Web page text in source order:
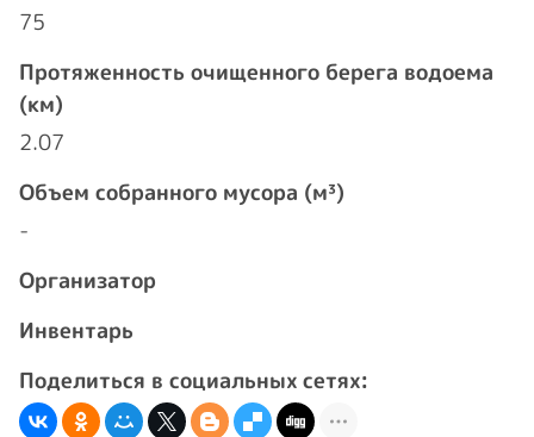
75
Протяженность очищенного берега водоема
(км)
2.07
Объем собранного мусора (м³)
-
Организатор
Инвентарь
Поделиться в социальных сетях: